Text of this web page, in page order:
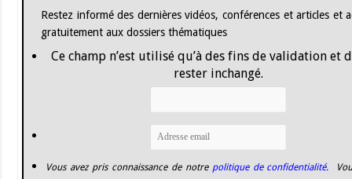
Restez informé des dernières vidéos, conférences et articles et
gratuitement aux dossiers thématiques
Ce champ n’est utilisé qu’à des fins de validation et
rester inchangé.
Vous avez pris connaissance de notrepolitique de confidentialité.